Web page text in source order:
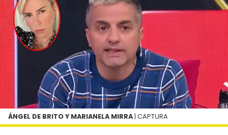
ÁNGEL DE BRITO Y MARIANELA MIRRA | CAPTURA